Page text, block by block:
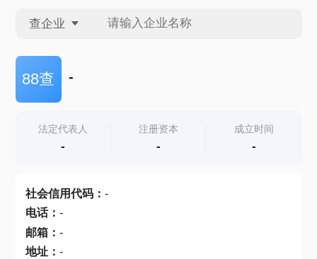
查企业
查企业
查产地
88查 -
法定代表人
-
注册资本
-
成立时间
-
社会信用代码： -
电话： -
邮箱： -
地址： -